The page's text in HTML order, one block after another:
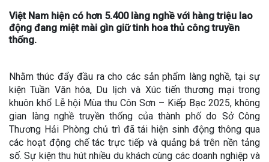
Việt Nam hiện có hơn 5.400 làng nghề với hàng triệu lao
động đang miệt mài gìn giữ tinh hoa thủ công truyền
thống.
Nhằm thúc đẩy đầu ra cho các sản phẩm làng nghề, tại sự
kiện Tuần Văn hóa, Du lịch và Xúc tiến thương mại trong
khuôn khổ Lễ hội Mùa thu Côn Sơn – Kiếp Bạc 2025, không
gian làng nghề truyền thống của thành phố do Sở Công
Thương Hải Phòng chủ trì đã tái hiện sinh động thông qua
các hoạt động chế tác trực tiếp và quảng bá trên nền tảng
số. Sự kiện thu hút nhiều du khách cùng các doanh nghiệp và